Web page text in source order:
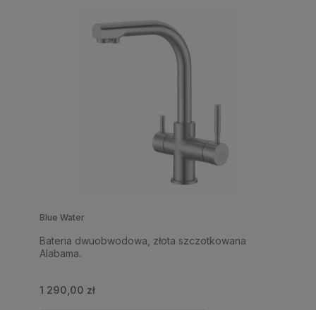
Blue Water
Bateria dwuobwodowa, złota szczotkowana
Alabama.
1 290,00 zł